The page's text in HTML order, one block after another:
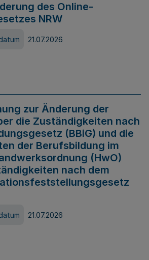
des Online-
NRW
21.07.2026
zur Änderung der
die Zuständigkeiten nach
(BBiG) und die
der Berufsbildung im
(HwO)
nach dem
21.07.2026